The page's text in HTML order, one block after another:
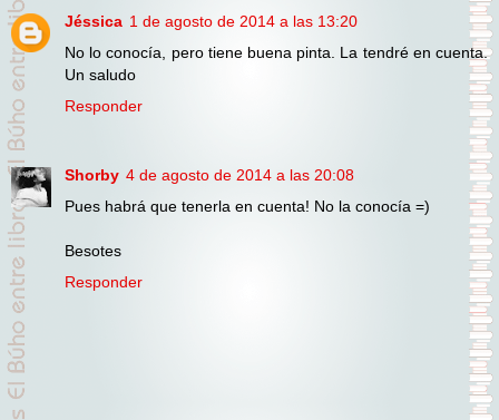
Jéssica 1 de agosto de 2014 a las 13:20
No lo conocía, pero tiene buena pinta. La tendré en cuenta.
Un saludo
Responder
Shorby 4 de agosto de 2014 a las 20:08
Pues habrá que tenerla en cuenta! No la conocía =)
Besotes
Responder